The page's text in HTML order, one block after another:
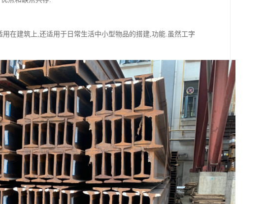
在建筑上,还适用于日常生活中小型物品的搭建,功能.虽然工字